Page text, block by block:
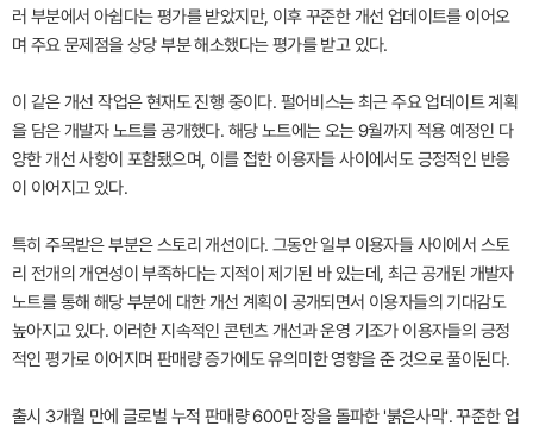
러 부분에서 아쉽다는 평가를 받았지만, 이후 꾸준한 개선 업데이트를 이어오
며 주요 문제점을 상당 부분 해소했다는 평가를 받고 있다.
이 같은 개선 작업은 현재도 진행 중이다. 펄어비스는 최근 주요 업데이트 계획
을 담은 개발자 노트를 공개했다. 해당 노트에는 오는 9월까지 적용 예정인 다
양한 개선 사항이 포함됐으며, 이를 접한 이용자들 사이에서도 긍정적인 반응
이 이어지고 있다.
특히 주목받은 부분은 스토리 개선이다. 그동안 일부 이용자들 사이에서 스토
리 전개의 개연성이 부족하다는 지적이 제기된 바 있는데, 최근 공개된 개발자
노트를 통해 해당 부분에 대한 개선 계획이 공개되면서 이용자들의 기대감도
높아지고 있다. 이러한 지속적인 콘텐츠 개선과 운영 기조가 이용자들의 긍정
적인 평가로 이어지며 판매량 증가에도 유의미한 영향을 준 것으로 풀이된다.
출시 3개월 만에 글로벌 누적 판매량 600만 장을 돌파한 '붉은사막'. 꾸준한 업